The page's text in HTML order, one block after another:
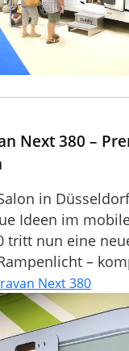
Next 380 –
in
Ideen im
tritt nun eine
–
Next 380